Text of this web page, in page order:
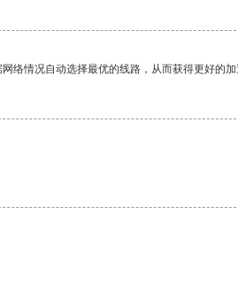
络情况自动选择最优的线路，从而获得更好的加